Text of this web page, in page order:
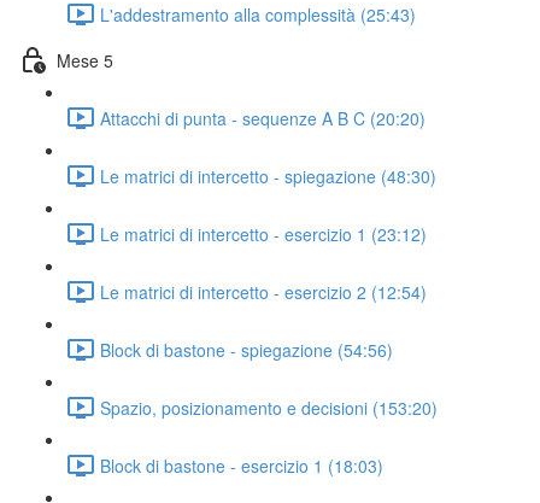
L'addestramento alla complessità (25:43)
Mese 5
Attacchi di punta - sequenze A B C (20:20)
Le matrici di intercetto - spiegazione (48:30)
Le matrici di intercetto - esercizio 1 (23:12)
Le matrici di intercetto - esercizio 2 (12:54)
Block di bastone - spiegazione (54:56)
Spazio, posizionamento e decisioni (153:20)
Block di bastone - esercizio 1 (18:03)